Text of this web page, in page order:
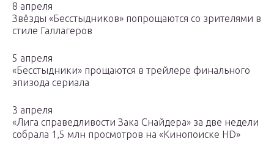
8 апреля
Звёзды «Бесстыдников» попрощаются со зрителями в
стиле Галлагеров
5 апреля
«Бесстыдники» прощаются в трейлере финального
эпизода сериала
3 апреля
«Лига справедливости Зака Снайдера» за две недели
собрала 1,5 млн просмотров на «Кинопоиске HD»